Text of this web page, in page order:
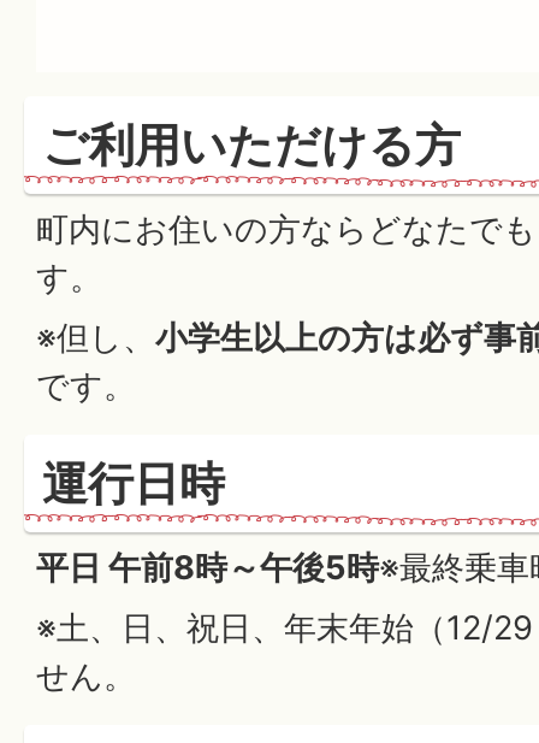
ご利用いただける方
町内にお住いの方ならどなたで
す。
※但し、 小学生以上の方は必ず事
です。
運行日時
平日 午前8時～午後5時※最終乗
※土、日、祝日、年末年始（12/
せん。